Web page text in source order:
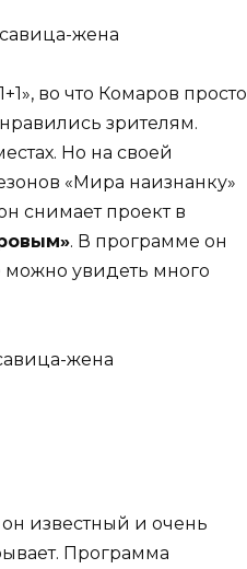
во что Комаров просто
зрителям.
Но на своей
«Мира наизнанку»
снимает проект в
. В программе он
можно увидеть много
известный и очень
Программа